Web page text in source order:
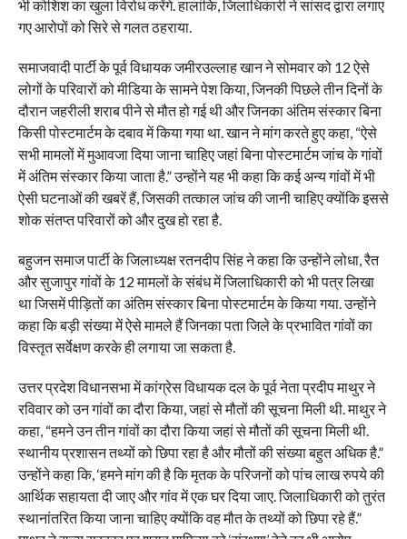
भी कोशिश का खुला विरोध करेंगे. हालांकि, जिलाधिकारी ने सांसद द्वारा लगाए
गए आरोपों को सिरे से गलत ठहराया.
समाजवादी पार्टी के पूर्व विधायक जमीरउल्लाह खान ने सोमवार को 12 ऐसे
लोगों के परिवारों को मीडिया के सामने पेश किया, जिनकी पिछले तीन दिनों के
दौरान जहरीली शराब पीने से मौत हो गई थी और जिनका अंतिम संस्कार बिना
किसी पोस्टमार्टम के दबाव में किया गया था. खान ने मांग करते हुए कहा, “ऐसे
सभी मामलों में मुआवजा दिया जाना चाहिए जहां बिना पोस्टमार्टम जांच के गांवों
में अंतिम संस्कार किया जाता है.” उन्होंने यह भी कहा कि कई अन्य गांवों में भी
ऐसी घटनाओं की खबरें हैं, जिसकी तत्काल जांच की जानी चाहिए क्योंकि इससे
शोक संतप्त परिवारों को और दुख हो रहा है.
बहुजन समाज पार्टी के जिलाध्यक्ष रतनदीप सिंह ने कहा कि उन्होंने लोधा, रैत
और सुजापुर गांवों के 12 मामलों के संबंध में जिलाधिकारी को भी पत्र लिखा
था जिसमें पीड़ितों का अंतिम संस्कार बिना पोस्टमार्टम के किया गया. उन्होंने
कहा कि बड़ी संख्या में ऐसे मामले हैं जिनका पता जिले के प्रभावित गांवों का
विस्तृत सर्वेक्षण करके ही लगाया जा सकता है.
उत्तर प्रदेश विधानसभा में कांग्रेस विधायक दल के पूर्व नेता प्रदीप माथुर ने
रविवार को उन गांवों का दौरा किया, जहां से मौतों की सूचना मिली थी. माथुर ने
कहा, “हमने उन तीन गांवों का दौरा किया जहां से मौतों की सूचना मिली थी.
स्थानीय प्रशासन तथ्यों को छिपा रहा है और मौतों की संख्या बहुत अधिक है.”
उन्होंने कहा कि, ‘हमने मांग की है कि मृतक के परिजनों को पांच लाख रुपये की
आर्थिक सहायता दी जाए और गांव में एक घर दिया जाए. जिलाधिकारी को तुरंत
स्थानांतरित किया जाना चाहिए क्योंकि वह मौत के तथ्यों को छिपा रहे हैं.”